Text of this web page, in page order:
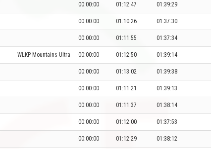
00:00:00 01:12:47 01:39:29
00:00:00 01:10:26 01:37:30
00:00:00 01:11:55 01:37:34
WLKP Mountains Ultra 00:00:00 01:12:50 01:39:14
00:00:00 01:13:02 01:39:38
00:00:00 01:11:21 01:39:13
00:00:00 01:11:37 01:38:14
00:00:00 01:12:00 01:37:53
00:00:00 01:12:29 01:38:12